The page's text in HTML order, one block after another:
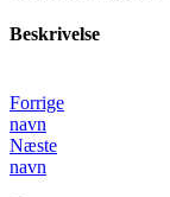
Beskrivelse
Forrige
navn
Næste
navn